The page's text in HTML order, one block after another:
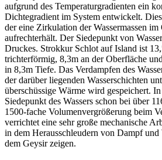
aufgrund des Temperaturgradienten ein
Dichtegradient im System entwickelt.
der eine Zirkulation der Wassermassen im
aufrechterhält. Der Siedepunkt von
Druckes. Strokkur Schlot auf Island ist
trichterförmig, 8,3m an der Oberfläche
in 8,3m Tiefe. Das Verdampfen des
der darüber liegenden Wasserschichten
überschüssige Wärme wird gespeichert.
Siedepunkt des Wassers schon bei über
1500-fache Volumenvergrößerung beim
verrichtet eine sehr große mechanische
in dem Herausschleudern von Dampf und
dem Geysir zeigen.